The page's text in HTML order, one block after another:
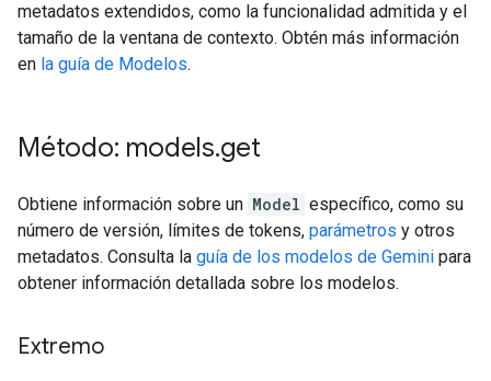
metadatos extendidos, como la funcionalidad admitida y el
tamaño de la ventana de contexto. Obtén más información
en la guía de Modelos.
Método: models.get
Obtiene información sobre un Model específico, como su
número de versión, límites de tokens, parámetros y otros
metadatos. Consulta la guía de los modelos de Gemini para
obtener información detallada sobre los modelos.
Extremo